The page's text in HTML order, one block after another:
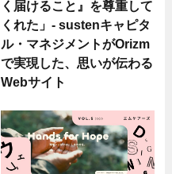
く届けること』を尊重して
くれた」- sustenキャピタ
ル・マネジメントがOrizm
で実現した、思いが伝わる
Webサイト